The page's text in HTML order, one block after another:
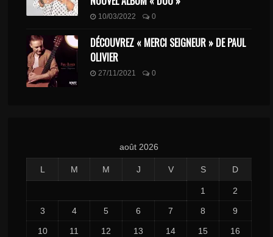
10/03/2022 0
DÉCOUVREZ « MERCI SEIGNEUR » DE PAUL
OLIVIER
27/11/2021 0
août 2026
L M M J V S D
1 2
3 4 5 6 7 8 9
10 11 12 13 14 15 16